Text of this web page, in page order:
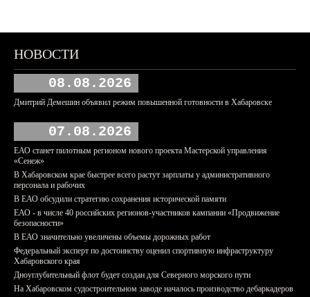
НОВОСТИ
08.08.2026
Дмитрий Демешин объявил режим повышенной готовности в Хабаровске
07.08.2026
ЕАО станет пилотным регионом нового проекта Мастерской управления
«Сенеж»
В Хабаровском крае быстрее всего растут зарплаты у административного
персонала и рабочих
В ЕАО обсудили стратегию сохранения исторической памяти
ЕАО - в числе 40 российских регионов-участников кампании «Продвижение
безопасности»
В ЕАО значительно увеличены объемы дорожных работ
Федеральный эксперт по достоинству оценил спортивную инфраструктуру
Хабаровского края
Дноуглубительный флот будет создан для Северного морского пути
На Хабаровском судостроительном заводе началось производство дебаркадеров